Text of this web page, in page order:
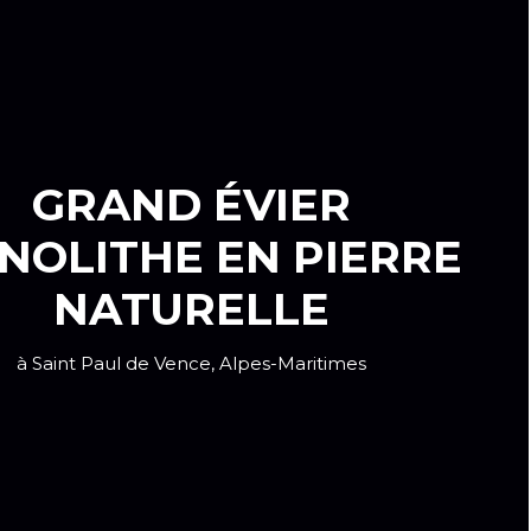
GRAND ÉVIER
EN PIERRE
NATURELLE
à Saint Paul de Vence, Alpes-Maritimes